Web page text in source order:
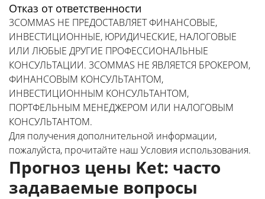
Отказ от ответственности
3COMMAS НЕ ПРЕДОСТАВЛЯЕТ ФИНАНСОВЫЕ,
ИНВЕСТИЦИОННЫЕ, ЮРИДИЧЕСКИЕ, НАЛОГОВЫЕ
ИЛИ ЛЮБЫЕ ДРУГИЕ ПРОФЕССИОНАЛЬНЫЕ
КОНСУЛЬТАЦИИ. 3COMMAS НЕ ЯВЛЯЕТСЯ БРОКЕРОМ,
ФИНАНСОВЫМ КОНСУЛЬТАНТОМ,
ИНВЕСТИЦИОННЫМ КОНСУЛЬТАНТОМ,
ПОРТФЕЛЬНЫМ МЕНЕДЖЕРОМ ИЛИ НАЛОГОВЫМ
КОНСУЛЬТАНТОМ.
Для получения дополнительной информации,
пожалуйста, прочитайте наш Условия использования.
Прогноз цены Ket: часто
задаваемые вопросы